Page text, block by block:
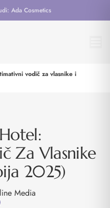
Ada Cosmetics
vodič za vlasnike i
Za Vlasnike
2025)
Media